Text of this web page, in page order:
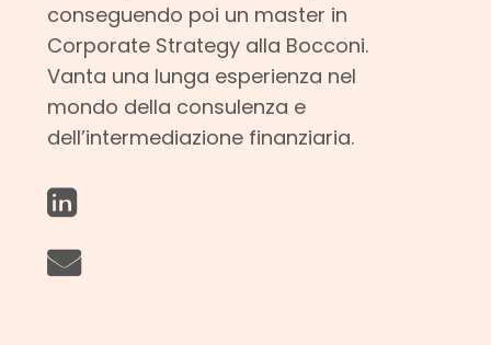
conseguendo poi un master in
Corporate Strategy alla Bocconi.
Vanta una lunga esperienza nel
mondo della consulenza e
dell’intermediazione finanziaria.